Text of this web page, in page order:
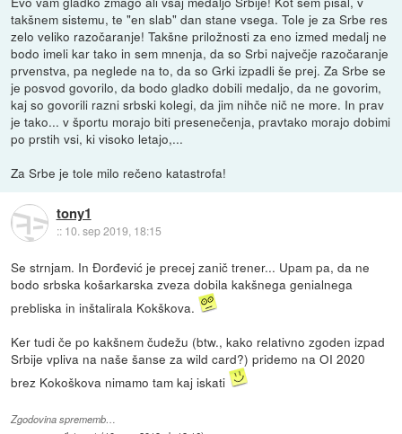
takšnem sistemu, te "en slab" dan stane vsega. Tole je za Srbe res
zelo veliko razočaranje! Takšne priložnosti za eno izmed medalj ne
bodo imeli kar tako in sem mnenja, da so Srbi največje razočaranje
prvenstva, pa neglede na to, da so Grki izpadli še prej. Za Srbe se
je posvod govorilo, da bodo gladko dobili medaljo, da ne govorim,
kaj so govorili razni srbski kolegi, da jim nihče nič ne more. In prav
je tako... v športu morajo biti presenečenja, pravtako morajo dobimi
po prstih vsi, ki visoko letajo,...
Za Srbe je tole milo rečeno katastrofa!
tony1
:: 10. sep 2019, 18:15
Se strnjam. In Đorđević je precej zanič trener... Upam pa, da ne
bodo srbska košarkarska zveza dobila kakšnega genialnega
prebliska in inštalirala Kokškova.
Ker tudi če po kakšnem čudežu (btw., kako relativno zgoden izpad
Srbije vpliva na naše šanse za wild card?) pridemo na OI 2020
brez Kokoškova nimamo tam kaj iskati
Zgodovina sprememb…